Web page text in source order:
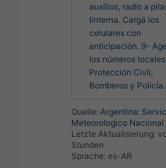
auxilios, radio a
linterna. Cargá los
celulares con
anticipación. 9-
los números
Protección Civil,
Bomberos y Policía.
Quelle: Argentina:
Meteorologico Nacional
Letzte Aktualisierung:
Stunden
Sprache: es-AR